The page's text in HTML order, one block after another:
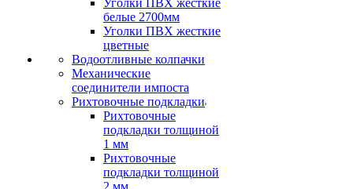
Уголки ПВХ жесткие
белые 2700мм
Уголки ПВХ жесткие
цветные
Водоотливные колпачки
Механические
соединители импоста
Рихтовочные подкладки
Рихтовочные
подкладки толщиной
1 мм
Рихтовочные
подкладки толщиной
2 мм